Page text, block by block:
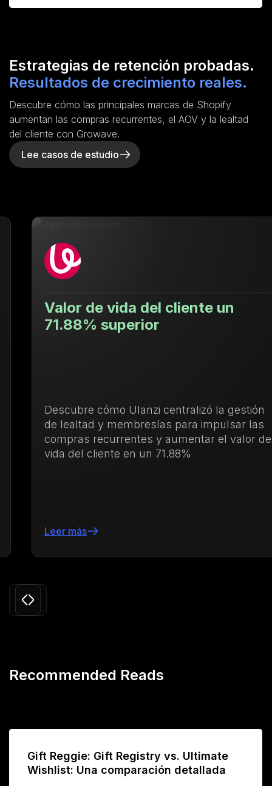
Estrategias de retención probadas.
Resultados de crecimiento reales.
Descubre cómo las principales marcas de Shopify
aumentan las compras recurrentes, el AOV y la lealtad
del cliente con Growave.
Lee casos de estudio
Valor de vida del cliente un
71.88% superior
Descubre cómo Ulanzi centralizó la gestión
de lealtad y membresías para impulsar las
compras recurrentes y aumentar el valor de
vida del cliente en un 71.88%
Leer más
Recommended Reads
Gift Reggie: Gift Registry vs. Ultimate
Wishlist: Una comparación detallada